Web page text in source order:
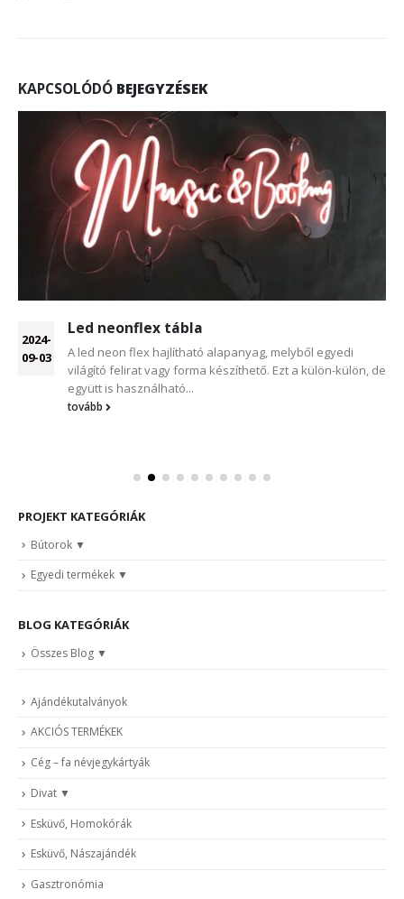
KAPCSOLÓDÓ BEJEGYZÉSEK
2024-
09-03
Led neonflex tábla
A led neon flex hajlítható alapanyag, melyből egyedi
világító felirat vagy forma készíthető. Ezt a külön-külön, de
együtt is használható...
tovább
PROJEKT KATEGÓRIÁK
Bútorok
Egyedi termékek
BLOG KATEGÓRIÁK
Összes Blog
Ajándékutalványok
AKCIÓS TERMÉKEK
Cég – fa névjegykártyák
Divat
Esküvő, Homokórák
Esküvő, Nászajándék
Gasztronómia